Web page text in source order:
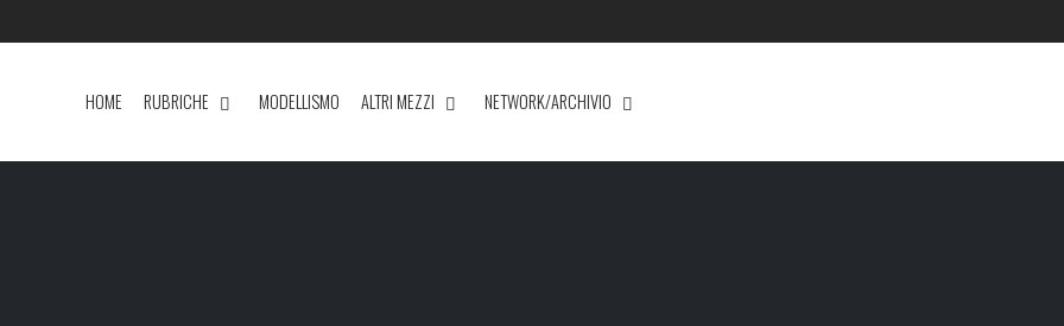
HOME RUBRICHE MODELLISMO ALTRI MEZZI NETWORK/ARCHIVIO